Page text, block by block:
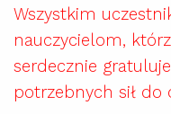
Wszystkim
nauczycielom,
serdecznie
potrzebnych sił do